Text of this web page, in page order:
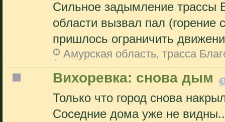
Сильное задымление трассы
области вызвал пал
пришлось ограничить
Амурская область, трасса
Вихоревка: снова дым 1
Только что город снова
Соседние дома уже не